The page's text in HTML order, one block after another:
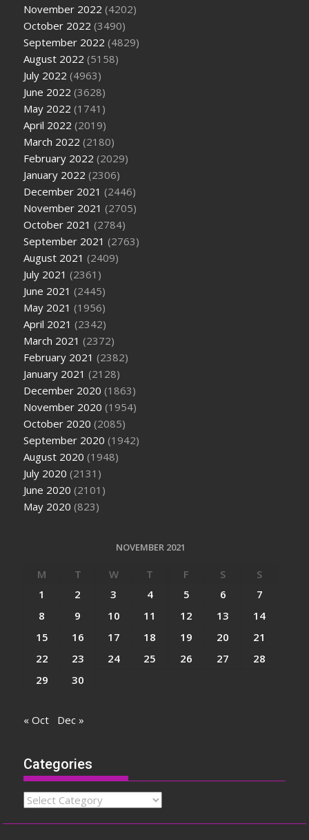
November 2022 (4202)
October 2022 (3490)
September 2022 (4829)
August 2022 (5158)
July 2022 (4963)
June 2022 (3628)
May 2022 (1741)
April 2022 (2019)
March 2022 (2180)
February 2022 (2029)
January 2022 (2306)
December 2021 (2446)
November 2021 (2705)
October 2021 (2784)
September 2021 (2763)
August 2021 (2409)
July 2021 (2361)
June 2021 (2445)
May 2021 (1956)
April 2021 (2342)
March 2021 (2372)
February 2021 (2382)
January 2021 (2128)
December 2020 (1863)
November 2020 (1954)
October 2020 (2085)
September 2020 (1942)
August 2020 (1948)
July 2020 (2131)
June 2020 (2101)
May 2020 (823)
NOVEMBER 2021
M T W T F S
S
1
2 3 4 5 6
7
8
9 10 11 12 13
14
15
16 17 18 19 20
21
22
23 24 25 26 27
28
29
30
« Oct Dec »
Categories
Categories